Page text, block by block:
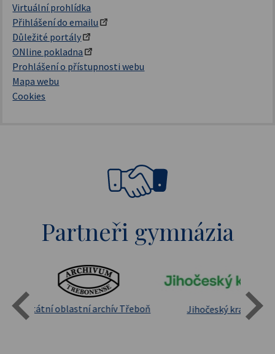
Virtuální prohlídka
Přihlášení do emailu
Důležité portály
ONline pokladna
Prohlášení o přístupnosti webu
Mapa webu
Cookies
Partneři gymnázia
Státní oblastní archív Třeboň Jihočeský kraj